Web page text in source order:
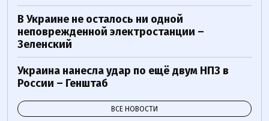
В Украине не осталось ни одной
неповрежденной электростанции –
Зеленский
Украина нанесла удар по ещё двум НПЗ в
России – Генштаб
ВСЕ НОВОСТИ